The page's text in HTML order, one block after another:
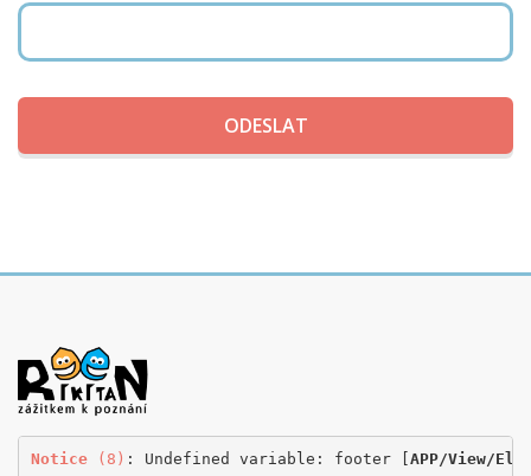
Notice (8) : Undefined variable: footer [APP/View/